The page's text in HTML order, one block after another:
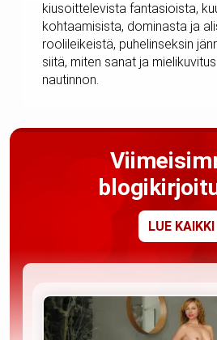
kiusoittelevista fantasioista,
kohtaamisista, dominasta ja
roolileikeistä, puhelinseksin
siitä, miten sanat ja
nautinnon.
LUE KAIKKI